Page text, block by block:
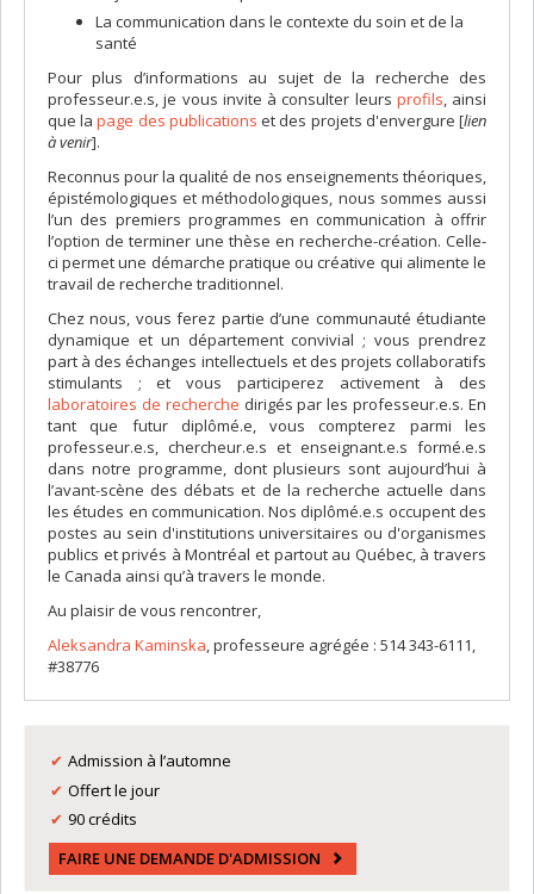
La communication dans le contexte du soin et de la
santé
Pour plus d’informations au sujet de la recherche des
professeur.e.s, je vous invite à consulter leurs profils, ainsi
que lapage des publicationset des projets d'envergure [lien
à venir].
Reconnus pour la qualité de nos enseignements théoriques,
épistémologiques et méthodologiques, nous sommes aussi
l’un des premiers programmes en communication à offrir
l’option de terminer une thèse en recherche-création. Celle-
ci permet une démarche pratique ou créative qui alimente le
travail de recherche traditionnel.
Chez nous, vous ferez partie d’une communauté étudiante
dynamique et un département convivial ; vous prendrez
part à des échanges intellectuels et des projets collaboratifs
stimulants ; et vous participerez activement à des
laboratoires de recherche dirigés par les professeur.e.s. En
tant que futur diplômé.e, vous compterez parmi les
professeur.e.s, chercheur.e.s et enseignant.e.s formé.e.s
dans notre programme, dont plusieurs sont aujourd’hui à
l’avant-scène des débats et de la recherche actuelle dans
les études en communication. Nos diplômé.e.s occupent des
postes au sein d'institutions universitaires ou d'organismes
publics et privés à Montréal et partout au Québec, à travers
le Canada ainsi qu’à travers le monde.
Au plaisir de vous rencontrer,
Aleksandra Kaminska, professeure agrégée : 514 343-6111,
#38776
Admission à l’automne
Offert le jour
90 crédits
FAIRE UNE DEMANDE D'ADMISSION